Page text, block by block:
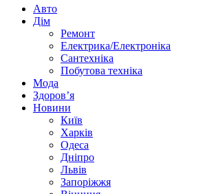
Авто
Дім
Ремонт
Електрика/Електроніка
Сантехніка
Побутова техніка
Мода
Здоров’я
Новини
Київ
Харків
Одеса
Дніпро
Львів
Запоріжжя